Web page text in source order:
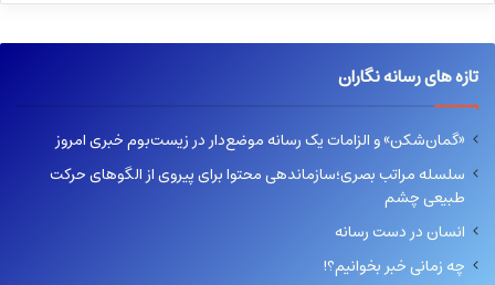
تازه های رسانه نگاران
«گمان‌شکن» و الزامات یک رسانه موضع‌دار در زیست‌بوم خبری امروز
سلسله مراتب بصری؛سازماندهی محتوا برای پیروی از الگوهای حرکت
طبیعی چشم
انسان در دست رسانه
چه زمانی خبر بخوانیم؟!